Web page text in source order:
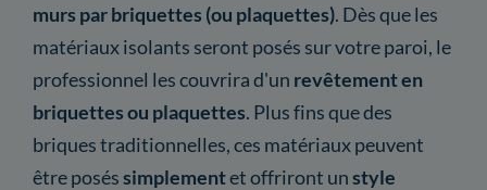
murs par briquettes (ou plaquettes). Dès que les
matériaux isolants seront posés sur votre paroi, le
professionnel les couvrira d'un revêtement en
briquettes ou plaquettes. Plus fins que des
briques traditionnelles, ces matériaux peuvent
être poséssimplementet offriront unstyle